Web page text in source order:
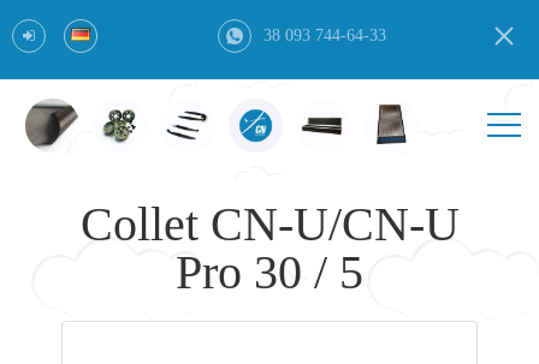
38 093 744-64-33
Collet CN-U/CN-U
Pro 30 / 5